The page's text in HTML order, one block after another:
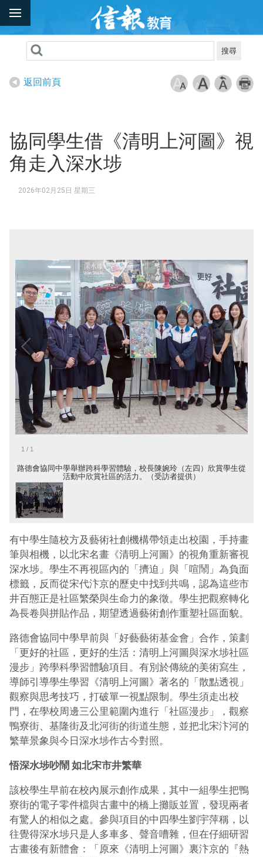
搜尋
返回前頁
協同學生借《清明上河圖》視
角走入深水埗
2026年02月25日 星期三
1 / 1
路德會協同中學舉辦跨科學習體驗，校長陳婉玲（左四）欣賞學生從
活動中欣賞社區的活力。（受訪者提供）
有中學生隨校方及藝術社創機構帶領走出校園，手持畫
筆與相機，以北宋名畫《清明上河圖》的視角重新審視
深水埗。學生不再視區內的「擠迫」與「喧鬧」為負面
標籤，反而從宋代汴京的歷史中找到共鳴，認為這些市
井百態正是社區繁榮與生命力的象徵。學生把觀察轉化
為長卷與拼貼作品，期望透過藝術創作重塑社區面貌。
路德會協同中學早前與「好藝藝術基金會 」 合作，策劃
「更好的社區，更好的生活：清明上河圖與深水埗社區
漫步」跨學科學習體驗項目。有別於傳統的美術寫生，
導師引導學生學習《清明上河圖》著名的「散點透視」
觀察與思考技巧，打破單一視點限制。學生須走出校
門，在學校周邊三公里範圍內進行「社區漫步」，觀察
鴨寮街、基隆街及北河街的街道生態，並把北宋汴河的
繁華景象與今日深水埗作古今對照。
悟深水埗吵鬧 如北宋市井繁華
該校學生早前在校內展示創作成果，其中一組學生把鴨
寮街的電子零件檔與古畫中的橋上攤販並置，發現兩者
有驚人的相似之處。參與項目的中四學生劉宇萍稱，以
往覺得深水埗只是人多車多、聲音嘈雜，但在仔細研習
古畫後有新體會：「原來《清明上河圖》裏汴京的『熱